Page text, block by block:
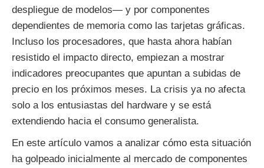
despliegue de modelos— y por componentes
dependientes de memoria como las tarjetas gráficas.
Incluso los procesadores, que hasta ahora habían
resistido el impacto directo, empiezan a mostrar
indicadores preocupantes que apuntan a subidas de
precio en los próximos meses. La crisis ya no afecta
solo a los entusiastas del hardware y se está
extendiendo hacia el consumo generalista.
En este artículo vamos a analizar cómo esta situación
ha golpeado inicialmente al mercado de componentes